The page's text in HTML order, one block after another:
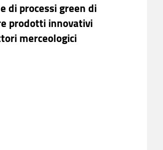
di processi green di
prodotti innovativi
merceologici